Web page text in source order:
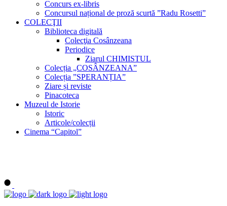
Concurs ex-libris
Concursul național de proză scurtă ”Radu Rosetti”
COLECŢII
Biblioteca digitală
Colecţia Cosânzeana
Periodice
Ziarul CHIMISTUL
Colecția „COSÂNZEANA”
Colecția ”SPERANȚIA”
Ziare și reviste
Pinacoteca
Muzeul de Istorie
Istoric
Articole/colecții
Cinema “Capitol”